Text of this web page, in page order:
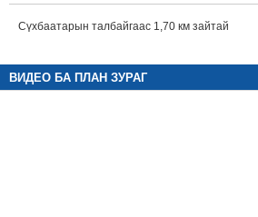
Сүхбаатарын талбайгаас 1,70 км зайтай
ВИДЕО БА ПЛАН ЗУРАГ